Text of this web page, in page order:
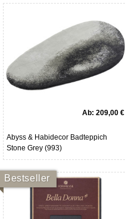
Ab: 209,00 €
Abyss & Habidecor Badteppich
Stone Grey (993)
Bestseller